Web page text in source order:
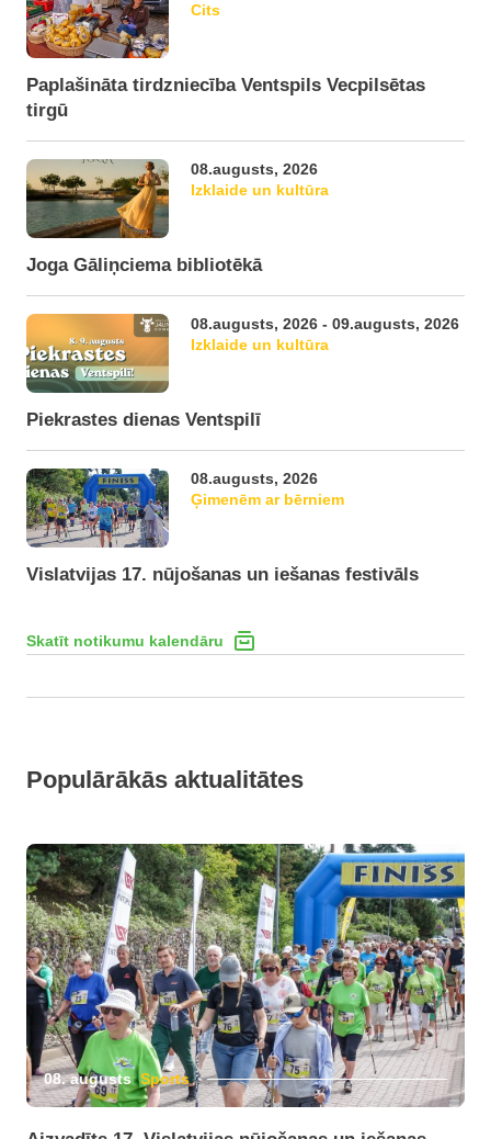
Cits
Paplašināta tirdzniecība Ventspils Vecpilsētas
tirgū
08.augusts, 2026
Izklaide un kultūra
Joga Gāliņciema bibliotēkā
08.augusts, 2026 - 09.augusts, 2026
Izklaide un kultūra
Piekrastes dienas Ventspilī
08.augusts, 2026
Ģimenēm ar bērniem
Vislatvijas 17. nūjošanas un iešanas festivāls
Skatīt notikumu kalendāru
Populārākās aktualitātes
08. augusts Sports